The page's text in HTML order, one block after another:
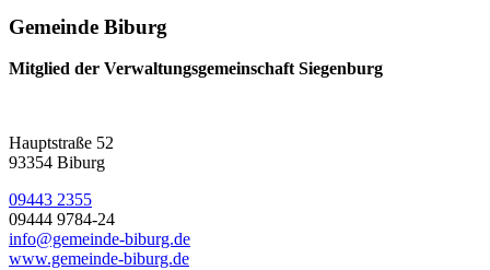
Gemeinde Biburg
Mitglied der Verwaltungsgemeinschaft Siegenburg
Hauptstraße 52
93354 Biburg
09443 2355
09444 9784-24
info@gemeinde-biburg.de
www.gemeinde-biburg.de